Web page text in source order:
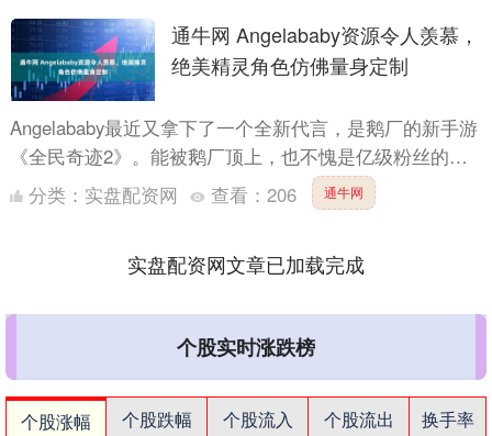
通牛网 Angelababy资源令人羡慕，
绝美精灵角色仿佛量身定制
Angelababy最近又拿下了一个全新代言，是鹅厂的新手游
《全民奇迹2》。能被鹅厂顶上，也不愧是亿级粉丝的国
民女神，妥妥的大厂代言，资源咖没跑了！ 早在3月2....
分类： 实盘配资网 查看： 206 通牛网
实盘配资网文章已加载完成
个股实时涨跌榜
个股涨幅 个股跌幅 个股流入 个股流出
换手率